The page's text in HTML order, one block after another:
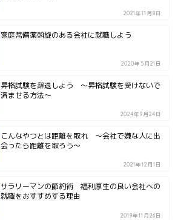
2021年11月8日
家庭常備薬斡旋のある会社に就職しよう
2020年5月21日
昇格試験を辞退しよう ～昇格試験を受けないで
済ませる方法～
2024年9月24日
こんなやつとは距離を取れ ～会社で嫌な人に出
会ったら距離を取ろう～
2021年12月1日
サラリーマンの節約術 福利厚生の良い会社への
就職をおすすめする理由
2019年11月26日